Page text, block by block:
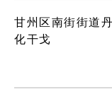
甘州区南街街道
化干戈